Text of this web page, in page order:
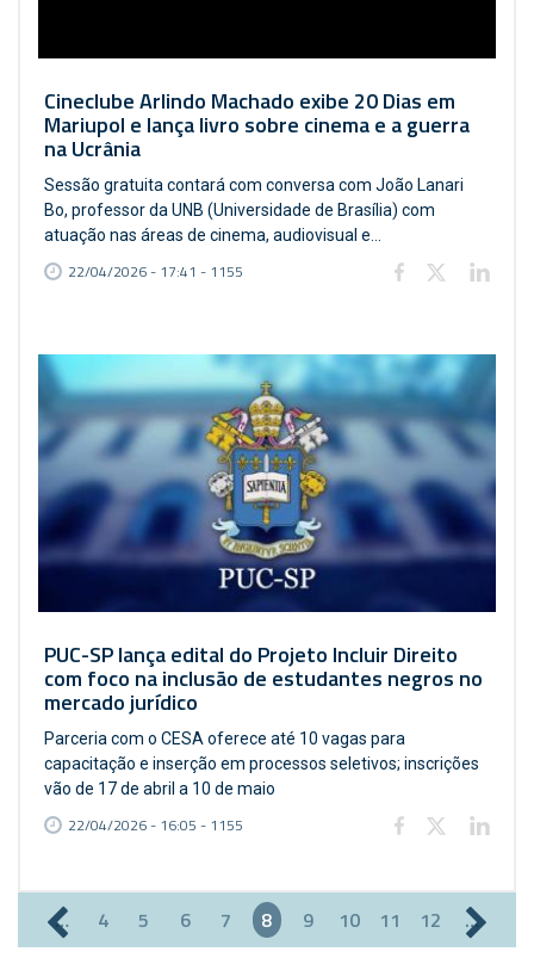
Cineclube Arlindo Machado exibe 20 Dias em
Mariupol e lança livro sobre cinema e a guerra
na Ucrânia
Sessão gratuita contará com conversa com João Lanari
Bo, professor da UNB (Universidade de Brasília) com
atuação nas áreas de cinema, audiovisual e...
22/04/2026 - 17:41 - 1155
PUC-SP lança edital do Projeto Incluir Direito
com foco na inclusão de estudantes negros no
mercado jurídico
Parceria com o CESA oferece até 10 vagas para
capacitação e inserção em processos seletivos; inscrições
vão de 17 de abril a 10 de maio
22/04/2026 - 16:05 - 1155
Páginas
… 4 5 6 7 8 9 10 11 12 …